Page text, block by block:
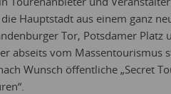
Hauptstadt aus einem ganz
Tor, Potsdamer Platz
abseits vom Massentourismus
Wunsch öffentliche „Secret